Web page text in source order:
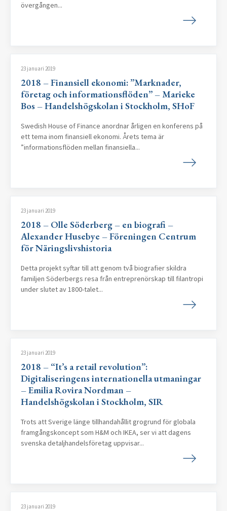
övergången...
23 januari 2019
2018 – Finansiell ekonomi: ”Marknader,
företag och informationsflöden” – Marieke
Bos – Handelshögskolan i Stockholm, SHoF
Swedish House of Finance anordnar årligen en konferens på
ett tema inom finansiell ekonomi. Årets tema är
”informationsflöden mellan finansiella...
23 januari 2019
2018 – Olle Söderberg – en biografi –
Alexander Husebye – Föreningen Centrum
för Näringslivshistoria
Detta projekt syftar till att genom två biografier skildra
familjen Söderbergs resa från entreprenörskap till filantropi
under slutet av 1800-talet...
23 januari 2019
2018 – “It’s a retail revolution”:
Digitaliseringens internationella utmaningar
– Emilia Rovira Nordman –
Handelshögskolan i Stockholm, SIR
Trots att Sverige länge tillhandahållit grogrund för globala
framgångskoncept som H&M och IKEA, ser vi att dagens
svenska detaljhandelsföretag uppvisar...
23 januari 2019